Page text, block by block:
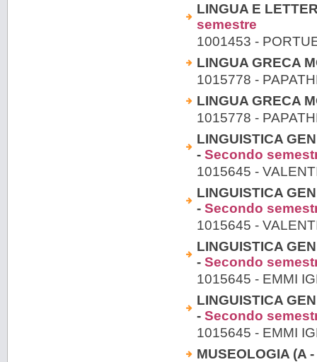
LINGUA E
semestre
1001453 -
LINGUA GRECA
1015778 -
LINGUA GRECA
1015778 -
LINGUISTICA
- Secondo
1015645 -
LINGUISTICA
- Secondo
1015645 -
LINGUISTICA
- Secondo
1015645 - EMMI
LINGUISTICA
- Secondo
1015645 - EMMI
MUSEOLOGIA (A